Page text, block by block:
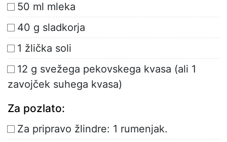
50 ml mleka
40 g sladkorja
1 žlička soli
12 g svežega pekovskega kvasa (ali 1
zavojček suhega kvasa)
Za pozlato:
Za pripravo žlindre: 1 rumenjak.